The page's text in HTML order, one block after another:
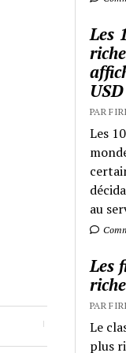
Les
PAR
Les
au
Les
PAR
Le
plus